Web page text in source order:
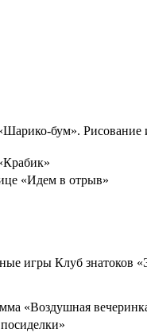
«Шарико-бум».
«Идем в отрыв»
игры Клуб знатоков
«Воздушная